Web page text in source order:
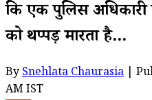
कि एक पुलिस
को थप्पड़ मारता है...
BySnehlata Chaurasia |
AM IST